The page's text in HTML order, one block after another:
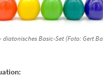
diatonisches Basic-Set (Foto: Gert